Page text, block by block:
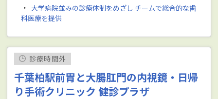
・ 大学病院並みの診療体制をめざし チームで総合的な歯
科医療を提供
診療時間外
千葉柏駅前胃と大腸肛門の内視鏡・日帰
り手術クリニック 健診プラザ